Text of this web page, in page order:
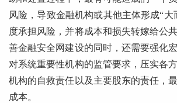
风险，导致金融机构或其他主体形成“大
度承担风险，并将成本和损失转嫁给公
善金融安全网建设的同时，还需要强化
对系统重要性机构的监管要求，压实各
机构的自救责任以及主要股东的责任，
成本。